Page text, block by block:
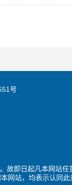
号
故即日起凡本网站任
网站，均表示认同此